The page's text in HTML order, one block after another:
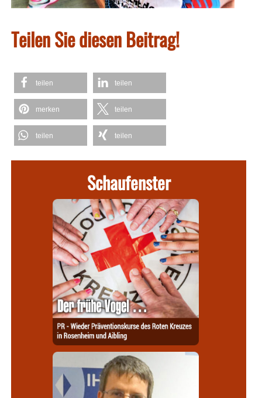
Teilen Sie diesen Beitrag!
teilen teilen
merken teilen
teilen teilen
Schaufenster